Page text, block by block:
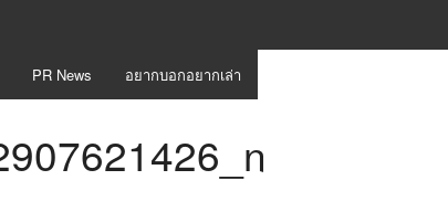
PR News อยากบอกอยากเล่า